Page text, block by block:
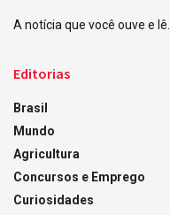
A notícia que você ouve e lê.
Editorias
Brasil
Mundo
Agricultura
Concursos e Emprego
Curiosidades